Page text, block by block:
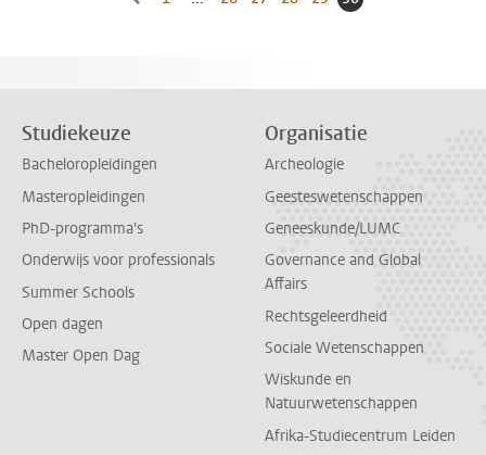
Studiekeuze
Bacheloropleidingen
Masteropleidingen
PhD-programma's
Onderwijs voor professionals
Summer Schools
Open dagen
Master Open Dag
Organisatie
Archeologie
Geesteswetenschappen
Geneeskunde/LUMC
Governance and Global
Affairs
Rechtsgeleerdheid
Sociale Wetenschappen
Wiskunde en
Natuurwetenschappen
Afrika-Studiecentrum Leiden